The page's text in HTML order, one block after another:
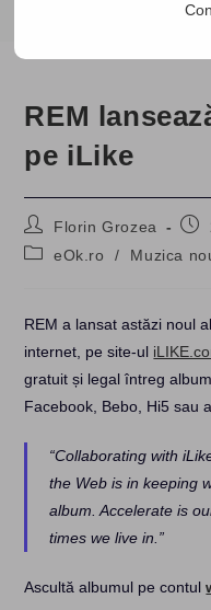
REM
pe iLike
Post
author:
Florin Grozea
PosteOk.ro / Muzica
REM a lansat astăzi noul
internet, pe site-ul
gratuit și legal întreg
Facebook, Bebo, Hi5 sau
“Collaborating with
the Web is in keeping
album. Accelerate is
times we live in.”
Ascultă albumul pe contul